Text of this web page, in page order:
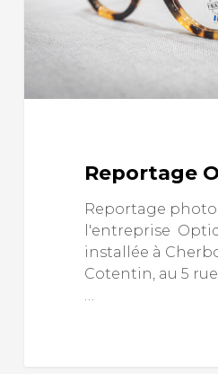
Reportage
Reportage
l'entreprise
installée à
Cotentin, au 5